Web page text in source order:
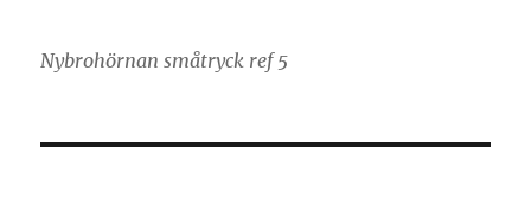
Nybrohörnan småtryck ref 5